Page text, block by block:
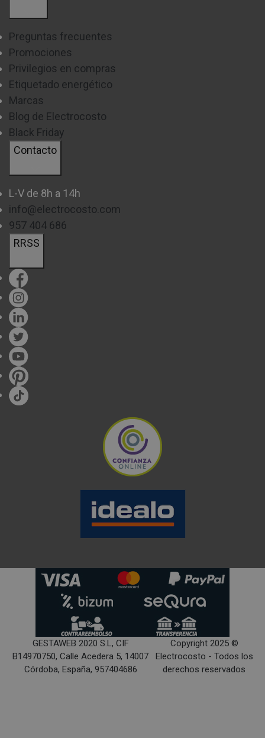
Preguntas frecuentes
Promociones
Privilegios en compras
Etiquetado energético
Marcas
Blog de Electrocosto
Black Friday
Contacto
L-V de 8h a 14h
info@electrocosto.com
957 404 686
RRSS
GESTAWEB 2020 S.L, CIF
B14970750, Calle Acedera 5, 14007
Córdoba, España, 957404686
Copyright 2025 ©
Electrocosto - Todos los
derechos reservados